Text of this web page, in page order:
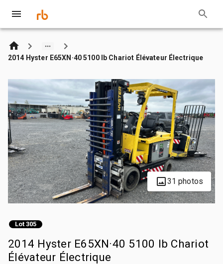
2014 Hyster E65XN·40 5100 lb Chariot Élévateur Électrique
31 photos
Lot 305
2014 Hyster E65XN·40 5100 lb Chariot
Élévateur Électrique